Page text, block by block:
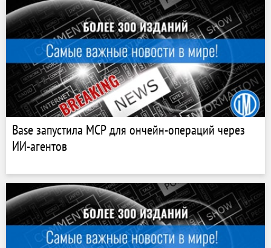
Base запустила MCP для ончейн-операций через
ИИ-агентов